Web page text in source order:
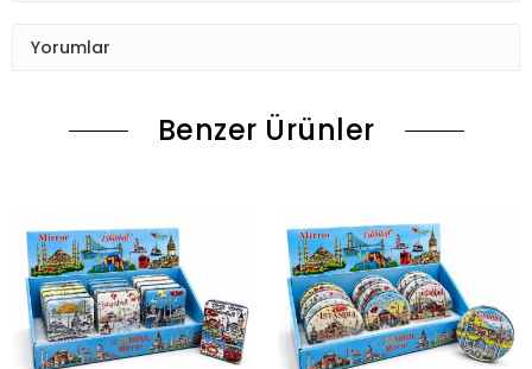
Yorumlar
Benzer Ürünler